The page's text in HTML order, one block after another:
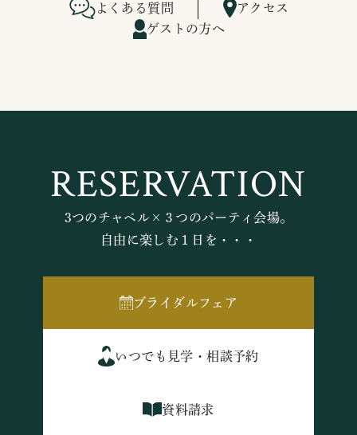
よくある質問
アクセス
ゲストの方へ
RESERVATION
3つのチャペル×３つのパーティ会場。
自由に楽しむ１日を・・・
ブライダルフェア
いつでも見学・相談予約
資料請求